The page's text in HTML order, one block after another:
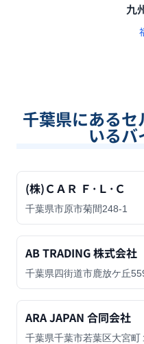
九
千葉県にあるセ
いるバ
(株)ＣＡＲ Ｆ·Ｌ·Ｃ
千葉県市原市菊間248-1
AB TRADING 株式会社
千葉県四街道市鹿放ケ丘
ARA JAPAN 合同会社
千葉県千葉市若葉区大宮町